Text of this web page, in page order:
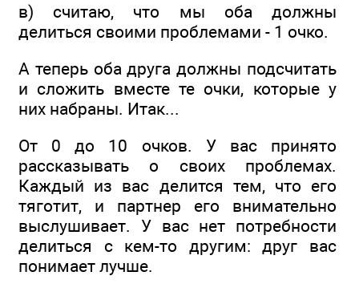
в) считаю, что мы оба должны
делиться своими проблемами - 1 очко.
А теперь оба друга должны подсчитать
и сложить вместе те очки, которые у
них набраны. Итак...
От 0 до 10 очков. У вас принято
рассказывать о своих проблемах.
Каждый из вас делится тем, что его
тяготит, и партнер его внимательно
выслушивает. У вас нет потребности
делиться с кем-то другим: друг вас
понимает лучше.